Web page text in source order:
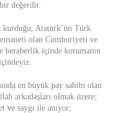
değerdir.
kurduğu, Atatürk’ün Türk
olan Cumhuriyeti ve
içinde korumanın
en büyük pay sahibi olan
arkadaşları olmak üzere;
ve saygı ile anıyor;